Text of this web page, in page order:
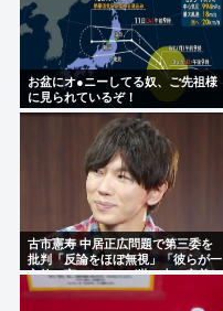
お盆にオ●ニーしてる奴、ご先祖様
に見られているぞ！
古市憲寿 中居正広問題で第三委を
批判「反論をほぼ無視」「彼らが一
方的に言ったことが世の中に定着し
てしまう」橋下徹も同調